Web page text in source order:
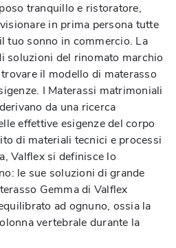
tranquillo e ristoratore,
in prima persona tutte
tuo sonno in commercio. La
soluzioni del rinomato marchio
il modello di materasso
I Materassi matrimoniali
da una ricerca
effettive esigenze del corpo
di materiali tecnici e processi
Valflex si definisce lo
le sue soluzioni di grande
Gemma di Valflex
ad ognuno, ossia la
vertebrale durante la